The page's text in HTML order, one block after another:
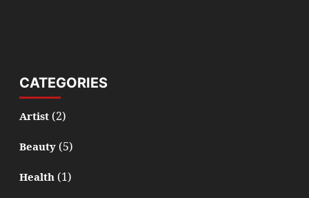
CATEGORIES
Artist(2)
Beauty(5)
Health(1)